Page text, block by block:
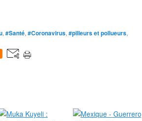
, #Santé, #Coronavirus, #pilleurs et pollueurs,